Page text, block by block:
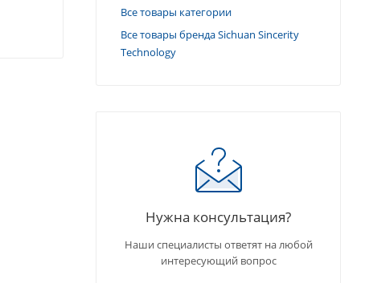
Все товары категории
Все товары бренда Sichuan Sincerity
Technology
Нужна консультация?
Наши специалисты ответят на любой
интересующий вопрос